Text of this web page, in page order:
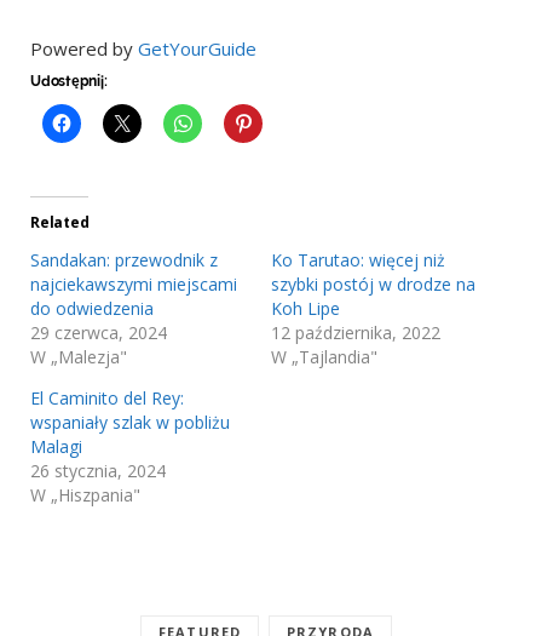
Powered by GetYourGuide
Udostępnij:
Related
Sandakan: przewodnik z
najciekawszymi miejscami
do odwiedzenia
29 czerwca, 2024
W „Malezja"
Ko Tarutao: więcej niż
szybki postój w drodze na
Koh Lipe
12 października, 2022
W „Tajlandia"
El Caminito del Rey:
wspaniały szlak w pobliżu
Malagi
26 stycznia, 2024
W „Hiszpania"
FEATURED PRZYRODA